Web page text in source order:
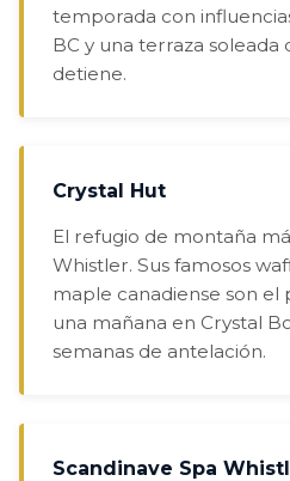
temporada con
BC y una terraza
detiene.
Crystal Hut
El refugio de montaña
Whistler. Sus famosos
maple canadiense son
una mañana en Crystal
semanas de antelación.
Scandinave Spa